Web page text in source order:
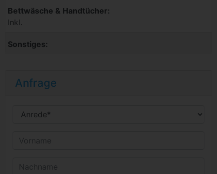
Bettwäsche & Handtücher:
Inkl.
Sonstiges:
Anfrage